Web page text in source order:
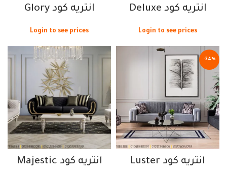
انتريه كود Deluxe
Login to see prices
انتريه كود Glory
Login to see prices
-34%
انتريه كود Luster انتريه كود Majestic